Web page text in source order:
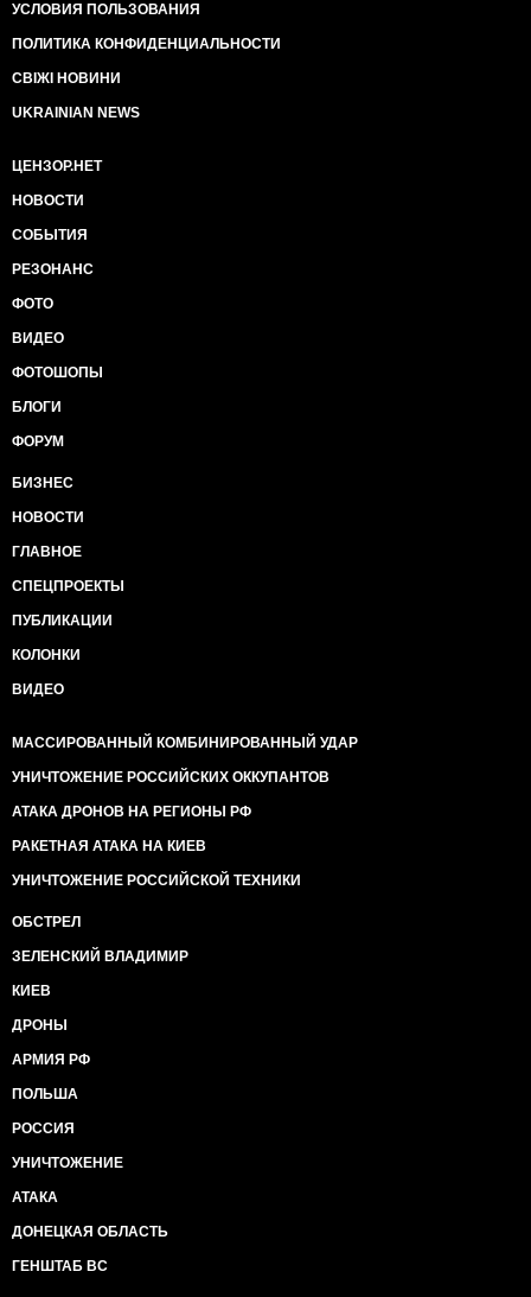
УСЛОВИЯ ПОЛЬЗОВАНИЯ
ПОЛИТИКА КОНФИДЕНЦИАЛЬНОСТИ
СВІЖІ НОВИНИ
UKRAINIAN NEWS
ЦЕНЗОР.НЕТ
НОВОСТИ
СОБЫТИЯ
РЕЗОНАНС
ФОТО
ВИДЕО
ФОТОШОПЫ
БЛОГИ
ФОРУМ
БИЗНЕС
НОВОСТИ
ГЛАВНОЕ
СПЕЦПРОЕКТЫ
ПУБЛИКАЦИИ
КОЛОНКИ
ВИДЕО
МАССИРОВАННЫЙ КОМБИНИРОВАННЫЙ УДАР
УНИЧТОЖЕНИЕ РОССИЙСКИХ ОККУПАНТОВ
АТАКА ДРОНОВ НА РЕГИОНЫ РФ
РАКЕТНАЯ АТАКА НА КИЕВ
УНИЧТОЖЕНИЕ РОССИЙСКОЙ ТЕХНИКИ
ОБСТРЕЛ
ЗЕЛЕНСКИЙ ВЛАДИМИР
КИЕВ
ДРОНЫ
АРМИЯ РФ
ПОЛЬША
РОССИЯ
УНИЧТОЖЕНИЕ
АТАКА
ДОНЕЦКАЯ ОБЛАСТЬ
ГЕНШТАБ ВС